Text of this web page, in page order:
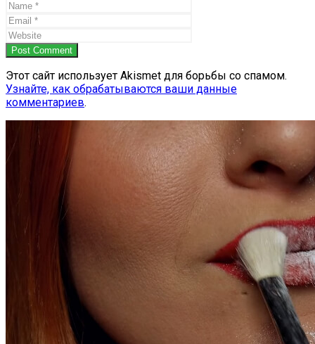
Post Comment
Этот сайт использует Akismet для борьбы со спамом.
Узнайте, как обрабатываются ваши данные
комментариев.